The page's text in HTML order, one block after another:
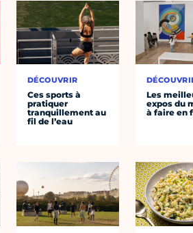
DÉCOUVRIR
Ces sports à
pratiquer
tranquillement au
fil de l’eau
Les
expos du
à faire en